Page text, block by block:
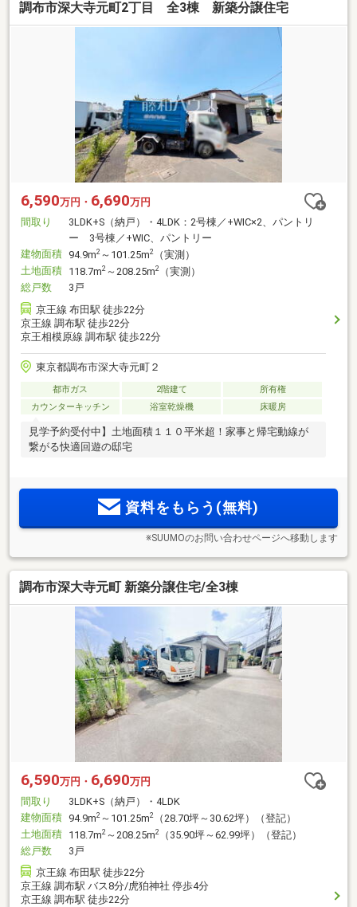
調布市深大寺元町2丁目 全3棟 新築分譲住宅
6,590万円・ 6,690万円
間取り
3LDK+S（納戸）・4LDK：2号棟／+WIC×2、パントリ
ー 3号棟／+WIC、パントリー
建物面積 94.9m2 ～101.25m2
（実測）
土地面積 118.7m2 ～208.25m2
（実測）
総戸数
3戸
京王線 布田駅 徒歩22分
京王線 調布駅 徒歩22分
京王相模原線 調布駅 徒歩22分
東京都調布市深大寺元町２
都市ガス 2階建て
所有権
カウンターキッチン
浴室乾燥機 床暖房
見学予約受付中】土地面積１１０平米超！家事と帰宅動線が
繋がる快適回遊の邸宅
資料をもらう(無料)
※SUUMOのお問い合わせページへ移動します
調布市深大寺元町 新築分譲住宅/全3棟
6,590万円・ 6,690万円
間取り
3LDK+S（納戸）・4LDK
建物面積 94.9m2 ～101.25m2
（28.70坪～30.62坪）（登記）
土地面積 118.7m2 ～208.25m2
（35.90坪～62.99坪）（登記）
総戸数
3戸
京王線 布田駅 徒歩22分
京王線 調布駅 バス8分/虎狛神社 停歩4分
京王線 調布駅 徒歩22分